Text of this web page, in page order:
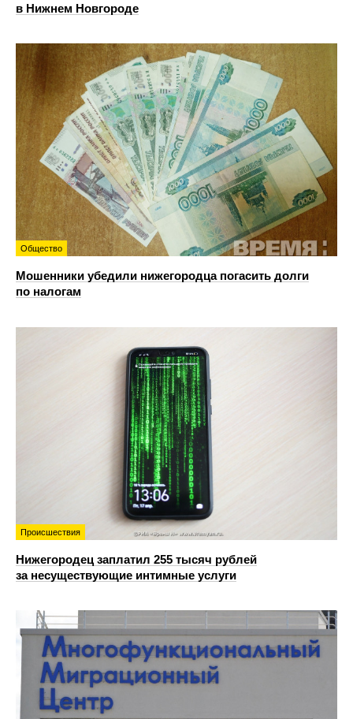
в Нижнем Новгороде
Общество
Мошенники убедили нижегородца погасить долги
по налогам
Происшествия
Нижегородец заплатил 255 тысяч рублей
за несуществующие интимные услуги